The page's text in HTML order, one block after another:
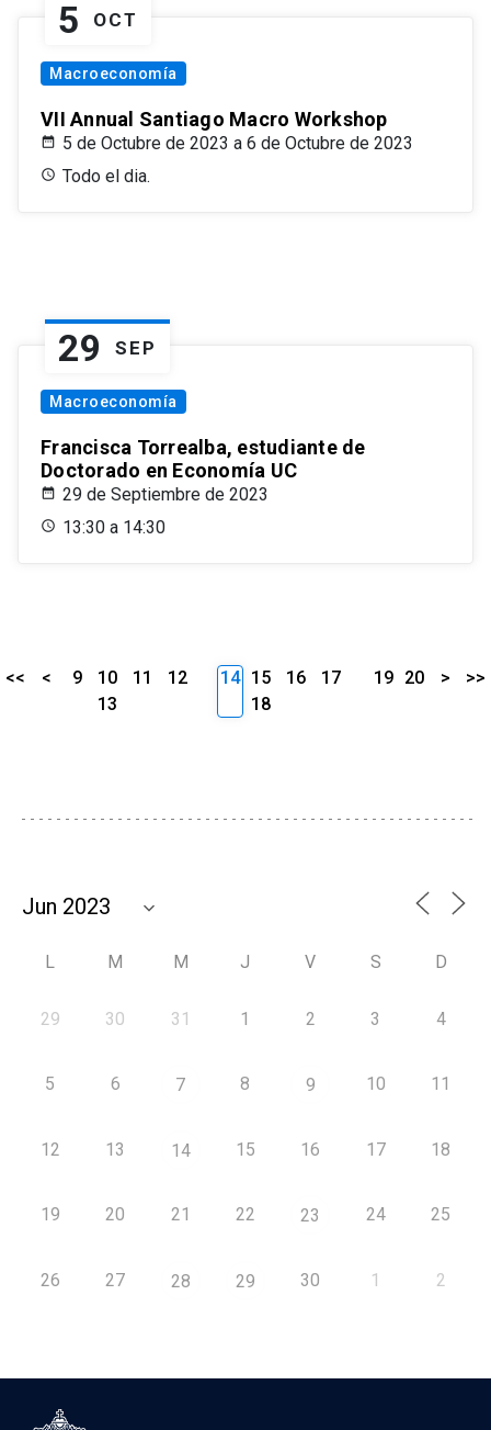
5 OCT
Macroeconomía
VII Annual Santiago Macro Workshop
5 de Octubre de 2023 a 6 de Octubre de 2023
Todo el dia.
29 SEP
Macroeconomía
Francisca Torrealba, estudiante de
Doctorado en Economía UC
29 de Septiembre de 2023
13:30 a 14:30
<< < 9 10 11
12
13
14 15 16
17
18
19 20 > >>
L M M J V S D
29 30 31 1 2 3 4
5 6 7 8 9 10 11
12 13 14 15 16 17 18
19 20 21 22 23 24 25
26 27 28 29 30 1 2